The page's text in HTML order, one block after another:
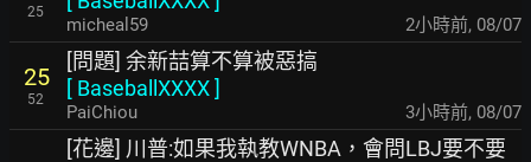
25
micheal59 2小時前, 08/07
25
52
[問題] 余新喆算不算被惡搞
[ BaseballXXXX]
PaiChiou 3小時前, 08/07
[花邊] 川普:如果我執教WNBA，會問LBJ要不要